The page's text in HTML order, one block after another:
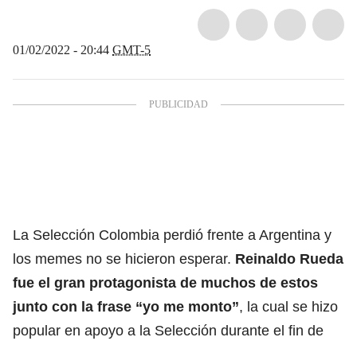
01/02/2022 - 20:44 GMT-5
La Selección Colombia perdió frente a Argentina y
los memes no se hicieron esperar. Reinaldo Rueda
fue el gran protagonista de muchos de estos
junto con la frase “yo me monto”, la cual se hizo
popular en apoyo a la Selección durante el fin de